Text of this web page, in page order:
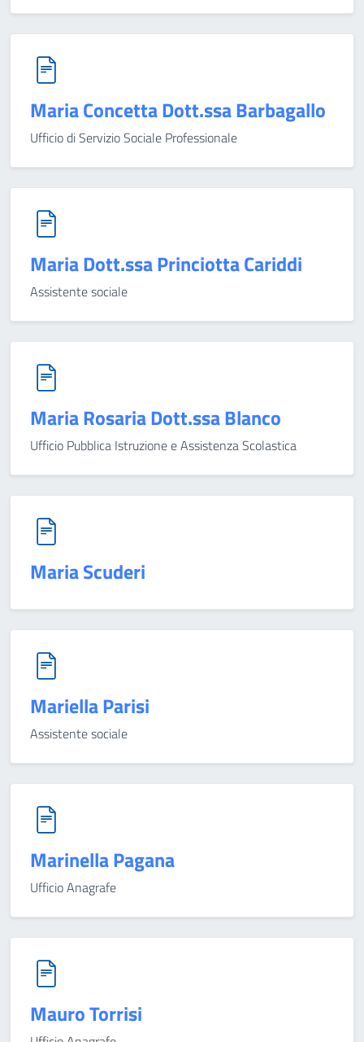
Maria Concetta Dott.ssa Barbagallo
Ufficio di Servizio Sociale Professionale
Maria Dott.ssa Princiotta Cariddi
Assistente sociale
Maria Rosaria Dott.ssa Blanco
Ufficio Pubblica Istruzione e Assistenza Scolastica
Maria Scuderi
Mariella Parisi
Assistente sociale
Marinella Pagana
Ufficio Anagrafe
Mauro Torrisi